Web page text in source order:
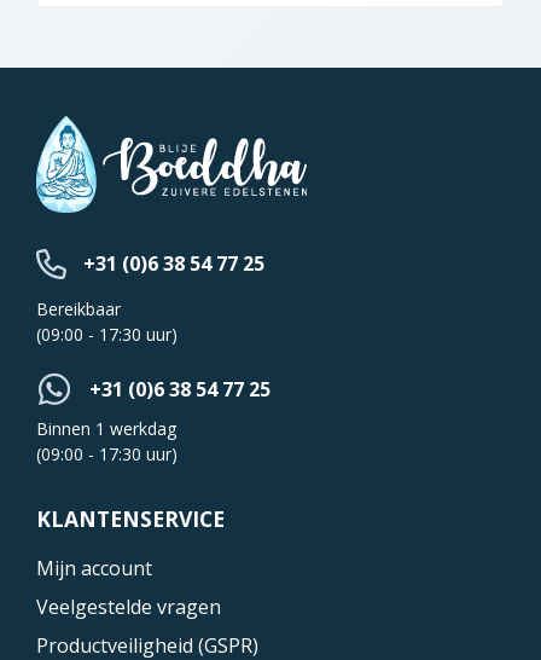
+31 (0)6 38 54 77 25
Bereikbaar
(09:00 - 17:30 uur)
+31 (0)6 38 54 77 25
Binnen 1 werkdag
(09:00 - 17:30 uur)
KLANTENSERVICE
Mijn account
Veelgestelde vragen
Productveiligheid (GSPR)